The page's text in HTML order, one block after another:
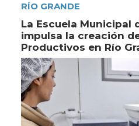
RÍO GRANDE
La Escuela Municipal
impulsa la creación
Productivos en Río